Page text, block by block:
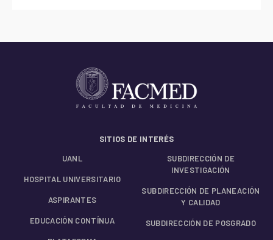
SITIOS DE INTERÉS
UANL
HOSPITAL UNIVERSITARIO
ASPIRANTES
EDUCACIÓN CONTÍNUA
SUBDIRECCIÓN DE
INVESTIGACIÓN
SUBDIRECCIÓN DE PLANEACIÓN
Y CALIDAD
SUBDIRECCIÓN DE POSGRADO